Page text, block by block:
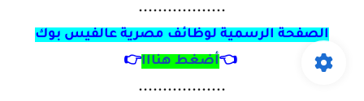
..................
الصفحة الرسمية لوظائف مصرية عالفيس بوك
👈أضغط هنااا👉
..................